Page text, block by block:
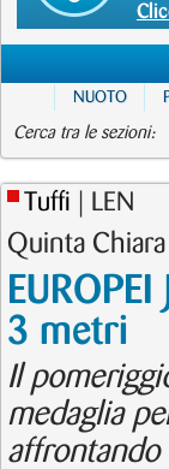
NUOTO
Cerca tra le sezioni:
Tuffi | LEN
Quinta
3 metri
Il
medaglia
affrontando